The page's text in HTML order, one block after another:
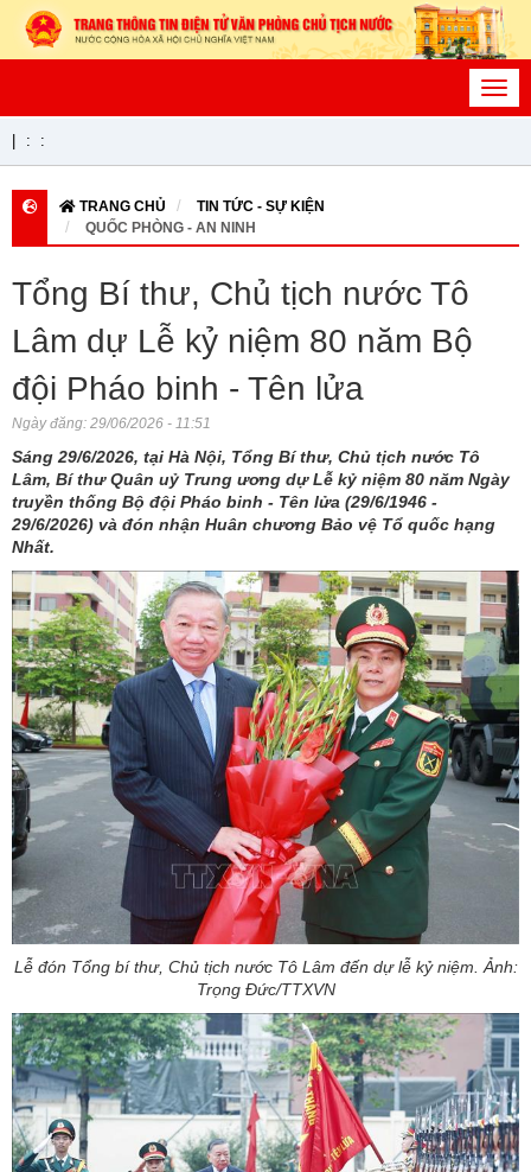
: :
TRANG CHỦ
TIN TỨC - SỰ KIỆN
QUỐC PHÒNG - AN NINH
Tổng Bí thư, Chủ tịch nước Tô
Lâm dự Lễ kỷ niệm 80 năm Bộ
đội Pháo binh - Tên lửa
Ngày đăng: 29/06/2026 - 11:51
Sáng 29/6/2026, tại Hà Nội, Tổng Bí thư, Chủ tịch nước Tô
Lâm, Bí thư Quân uỷ Trung ương dự Lễ kỷ niệm 80 năm Ngày
truyền thống Bộ đội Pháo binh - Tên lửa (29/6/1946 -
29/6/2026) và đón nhận Huân chương Bảo vệ Tổ quốc hạng
Nhất.
Lễ đón Tổng bí thư, Chủ tịch nước Tô Lâm đến dự lễ kỷ niệm. Ảnh:
Trọng Đức/TTXVN